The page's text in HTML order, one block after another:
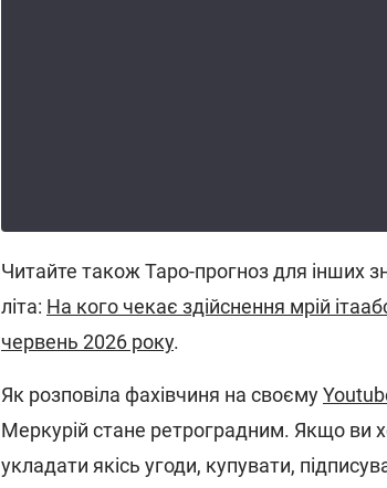
Читайте також Таро-прогноз для інших
літа: На кого чекає здійснення мрій
червень 2026 року.
Як розповіла фахівчиня на своєму
Меркурій стане ретроградним. Якщо ви
укладати якісь угоди, купувати,